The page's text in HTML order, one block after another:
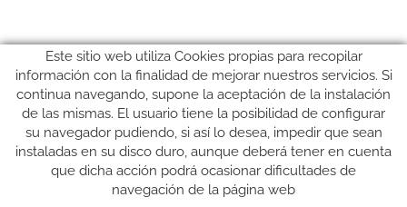
SÍGUENOS
Este sitio web utiliza Cookies propias para recopilar
información con la finalidad de mejorar nuestros servicios. Si
continua navegando, supone la aceptación de la instalación
de las mismas. El usuario tiene la posibilidad de configurar
su navegador pudiendo, si así lo desea, impedir que sean
instaladas en su disco duro, aunque deberá tener en cuenta
que dicha acción podrá ocasionar dificultades de
navegación de la página web